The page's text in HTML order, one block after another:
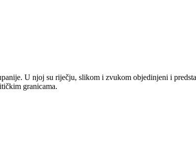
U njoj su riječju, slikom i zvukom objedinjeni i
granicama.